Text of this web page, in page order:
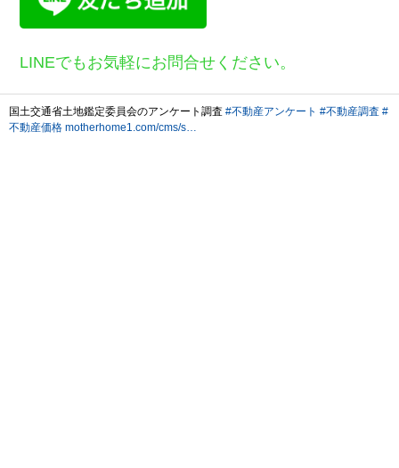
LINEでもお気軽にお問合せください。